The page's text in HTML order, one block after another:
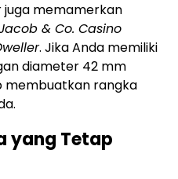
juga memamerkan
& Co. Casino
. Jika Anda memiliki
diameter 42 mm
membuatkan rangka
yang Tetap